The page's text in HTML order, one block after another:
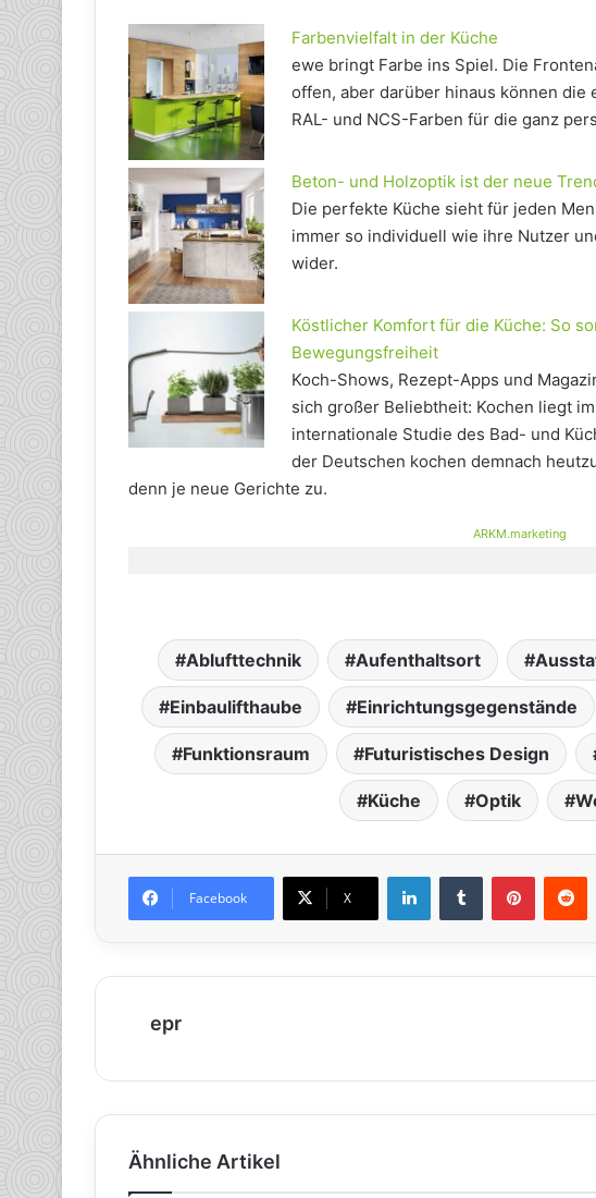
Farbenvielfalt in der Küche
ewe bringt Farbe ins Spiel. Die
offen, aber darüber hinaus können
RAL- und NCS-Farben für die ganz
Beton- und Holzoptik ist der neue
Die perfekte Küche sieht für jeden
immer so individuell wie ihre Nutzer
wider.
Köstlicher Komfort für die Küche: So
Bewegungsfreiheit
Koch-Shows, Rezept-Apps und
sich großer Beliebtheit: Kochen liegt
internationale Studie des Bad- und
der Deutschen kochen demnach
denn je neue Gerichte zu.
ARKM.marketing
Ablufttechnik Aufenthaltsort
Einbaulifthaube Einrichtungsgegenstände
Funktionsraum Futuristisches Design
Küche Optik
Facebook X
epr
Ähnliche Artikel